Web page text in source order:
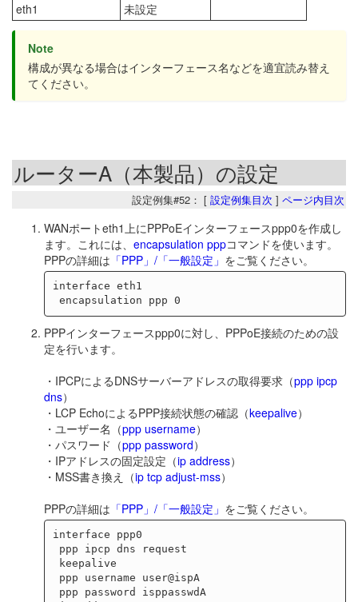
eth1
未設定
Note
構成が異なる場合はインターフェース名などを適宜読み替え
てください。
ルーターA（本製品）の設定
設定例集#52： [ 設定例集目次 ] ページ内目次
WANポートeth1上にPPPoEインターフェースppp0を作成し
ます。これには、 encapsulation pppコマンドを使います。
PPPの詳細は 「PPP」/「一般設定」 をご覧ください。
interface eth1
PPPインターフェースppp0に対し、PPPoE接続のための設
定を行います。
・IPCPによるDNSサーバーアドレスの取得要求（ppp ipcp
dns）
・LCP EchoによるPPP接続状態の確認（keepalive）
・ユーザー名（ppp username）
・パスワード（ppp password）
・IPアドレスの固定設定（ip address）
・MSS書き換え（ip tcp adjust-mss）
PPPの詳細は 「PPP」/「一般設定」 をご覧ください。
interface ppp0